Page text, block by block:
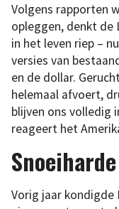
Volgens rapporten
opleggen, denkt de
in het leven riep –
versies van
en de dollar.
helemaal afvoert,
blijven ons volledig
reageert het
Vorig jaar kondigde